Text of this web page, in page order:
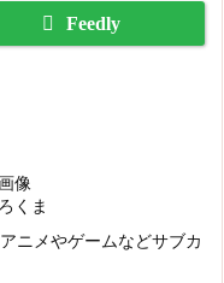
Feedly
くま
ニメやゲームなどサブカ